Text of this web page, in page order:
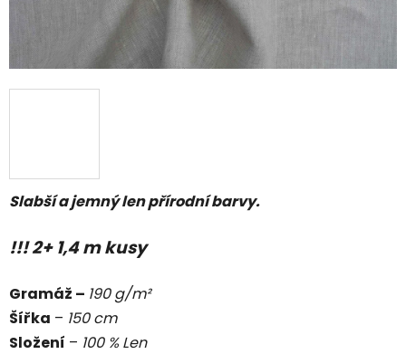
Slabší a jemný len přírodní barvy.
!!! 2+ 1,4 m kusy
Gramáž – 190 g/m²
Šířka – 150 cm
Složení – 100 % Len